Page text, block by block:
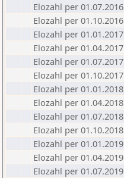
Elozahl per 01.07.2016
Elozahl per 01.10.2016
Elozahl per 01.01.2017
Elozahl per 01.04.2017
Elozahl per 01.07.2017
Elozahl per 01.10.2017
Elozahl per 01.01.2018
Elozahl per 01.04.2018
Elozahl per 01.07.2018
Elozahl per 01.10.2018
Elozahl per 01.01.2019
Elozahl per 01.04.2019
Elozahl per 01.07.2019